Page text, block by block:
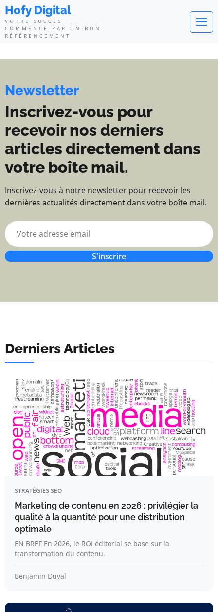
Hofy Digital - Votre succès
Hofy Digital
VOTRE SUCCÈS
COMMENCE PAR UN BON
RÉFÉRENCEMENT
Newsletter
Inscrivez-vous pour
recevoir nos derniers
articles directement dans
votre boîte mail.
Inscrivez-vous à notre newsletter pour recevoir les
dernières actualités directement dans votre boîte mail.
S'inscrire
Derniers Articles
STRATÉGIES SEO
Marketing de contenu en 2026 : privilégier la
qualité à la quantité pour une distribution
optimale
EN BREF En 2026, le ROI éditorial se base sur la
transformation du contenu.
Benjamin Duval